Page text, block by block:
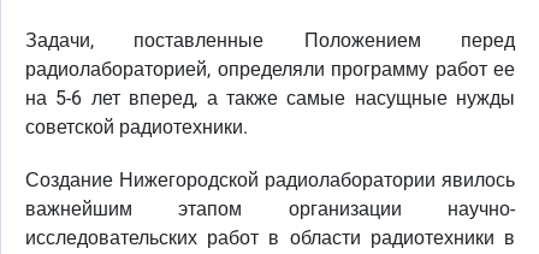
Задачи, поставленные Положением перед
радиолабораторией, определяли программу работ ее
на 5-6 лет вперед, а также самые насущные нужды
советской радиотехники.
Создание Нижегородской радиолаборатории явилось
важнейшим этапом организации научно-
исследовательских работ в области радиотехники в